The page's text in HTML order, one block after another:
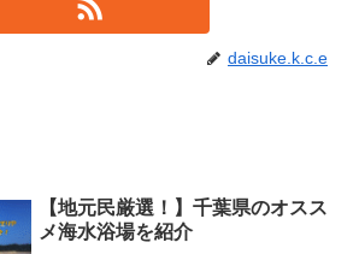
daisuke.k.c.e
【地元民厳選！】千葉県のオスス
メ海水浴場を紹介